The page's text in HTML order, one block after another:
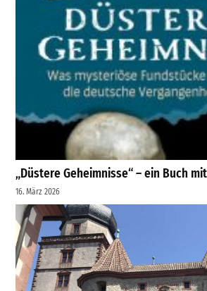
„Düstere Geheimnisse“ – ein Buch
16. März 2026